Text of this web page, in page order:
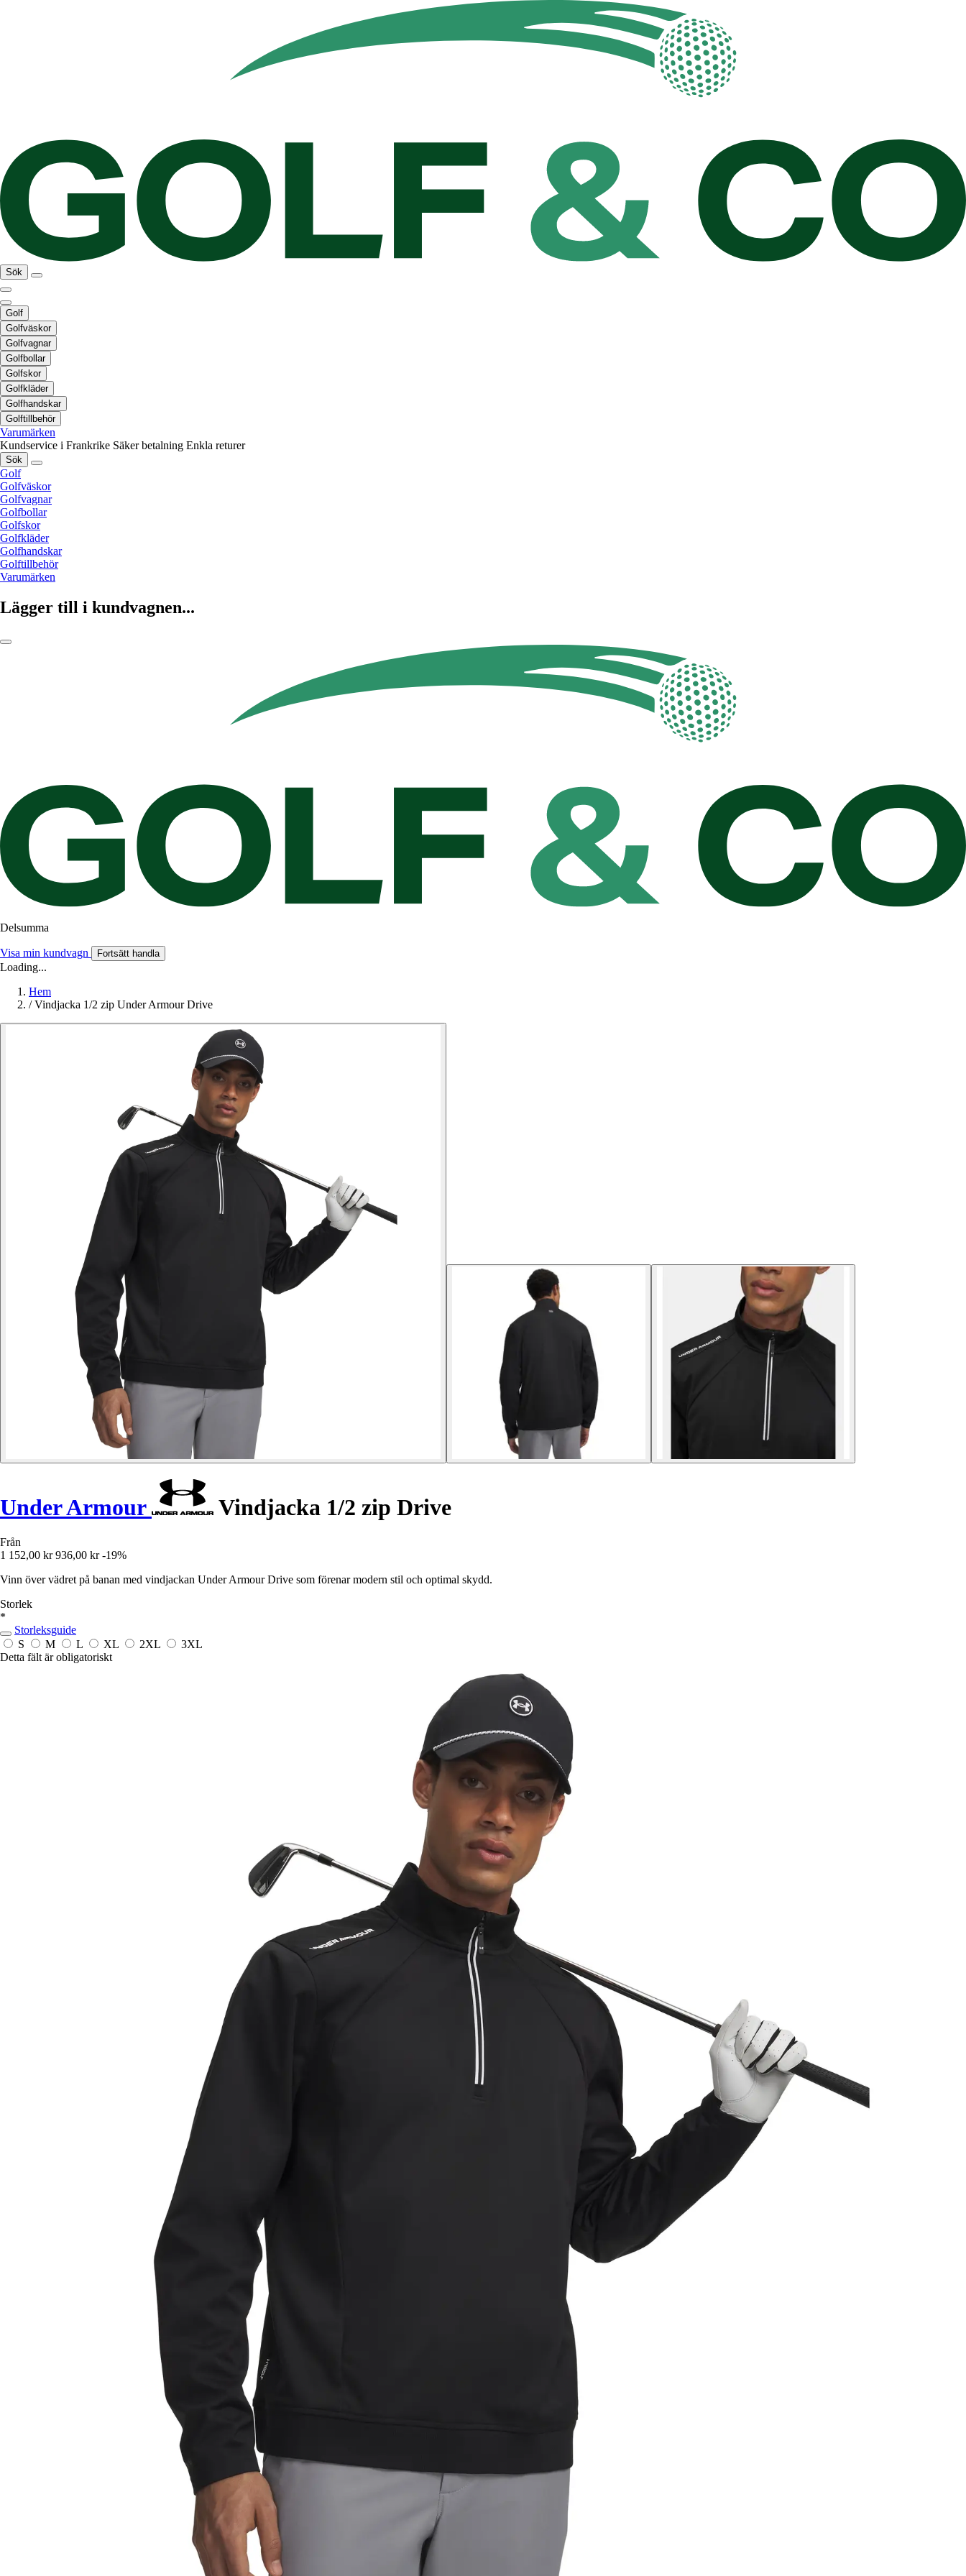
Sök
Golf
Golfväskor
Golfvagnar
Golfbollar
Golfskor
Golfkläder
Golfhandskar
Golftillbehör
Varumärken
Kundservice i Frankrike Säker betalning Enkla returer
Sök
Golf
Golfväskor
Golfvagnar
Golfbollar
Golfskor
Golfkläder
Golfhandskar
Golftillbehör
Varumärken
Lägger till i kundvagnen...
Delsumma
Visa min kundvagn Fortsätt handla
Loading...
Hem
/ Vindjacka 1/2 zip Under Armour Drive
Under Armour Vindjacka 1/2 zip Drive
Från
1 152,00 kr 936,00 kr -19%
Vinn över vädret på banan med vindjackan Under Armour Drive som förenar modern stil och optimal skydd.
Storlek
*
Storleksguide
S
M L XL 2XL
3XL
Detta fält är obligatoriskt